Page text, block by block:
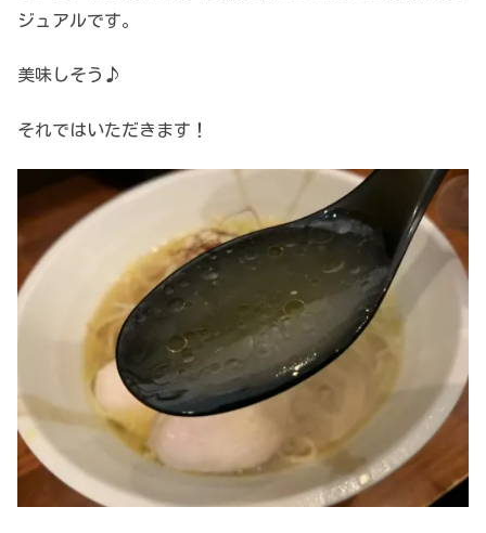
ジュアルです。
美味しそう♪
それではいただきます！